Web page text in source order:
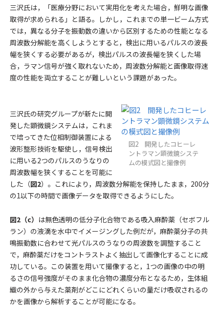
三沢氏は，「医療分野において実用化を考えた場合，鮮明な画像
取得が求められる」と語る。しかし，これまでの単一ビーム方式
では，異なる分子を振動数の違いから区別するための性能となる
周波数分解能を高くしようとすると，検出に用いるパルスの波長
幅を狭くする必要があるが，検出パルスの波長幅を狭くした場
合，ラマン信号が強く取れないため，周波数分解能と画像取得速
度の性能を両立することが難しいという課題があった。
図2 開発したコヒーレ
ントラマン顕微鏡システ
ムの模式図と撮像例
三沢氏の研究グループが新たに開
発した顕微鏡システムは，これま
で培ってきた位相制御装置による
波形整形技術を駆使し，信号検出
に用いる2つのパルスのうなりの
周波数幅を狭くすることを可能に
した（図2）。これにより，周波数分解能を保持したまま，200分
の1以下の時間で画像データを取得できるようにした。
図2（c） は無色透明の低分子化合物である吸入麻酔薬（セボフル
ラン）の液滴を水中でイメージングした例だが，麻酔薬分子の共
鳴振動数に合わせて光パルスのうなりの周波数を調整すること
で，麻酔薬だけをコントラストよく抽出して画像化することに成
功している。この装置を用いて撮像すると，1つの画像の中の明
るさの信号強度がそのまま化合物の濃度分布となるため，生体組
織の外から与えた薬剤がどこにどれくらいの量だけ吸収されるの
かを画像から解析することが可能になる。